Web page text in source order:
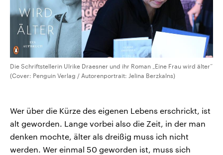
Die Schriftstellerin Ulrike Draesner und ihr Roman „Eine Frau wird älter“
(Cover: Penguin Verlag / Autorenportrait: Jelina Berzkalns)
Wer über die Kürze des eigenen Lebens erschrickt, ist
alt geworden. Lange vorbei also die Zeit, in der man
denken mochte, älter als dreißig muss ich nicht
werden. Wer einmal 50 geworden ist, muss sich